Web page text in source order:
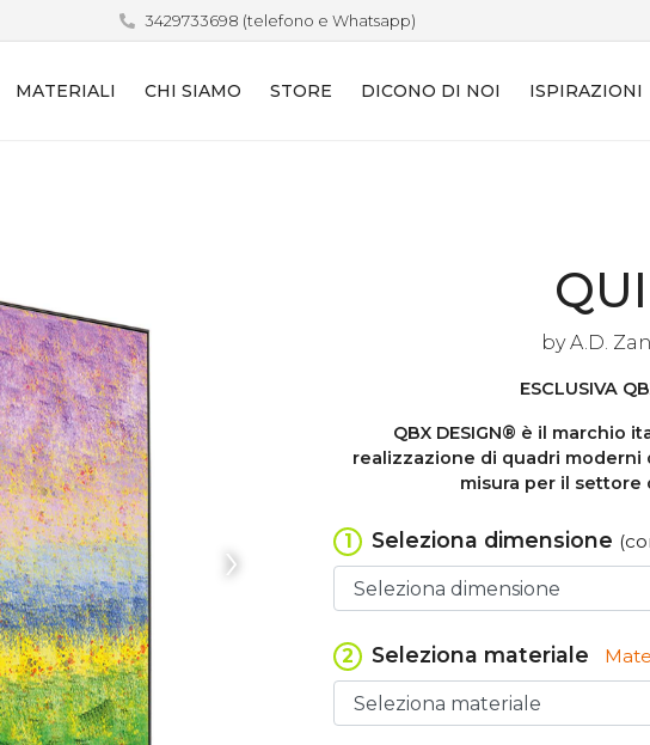
3429733698 (telefono e Whatsapp)
MATERIALI CHI SIAMO STORE DICONO DI NOI ISPIRAZIONI
›
byA.D.
ESCLUSIVA
QBX DESIGN® è il marchio
realizzazione di quadri moderni
misura per il settore
1 Seleziona dimensione
2 Seleziona materiale